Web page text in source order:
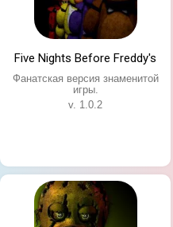
Five Nights Before Freddy's
Фанатская версия знаменитой
игры.
v. 1.0.2